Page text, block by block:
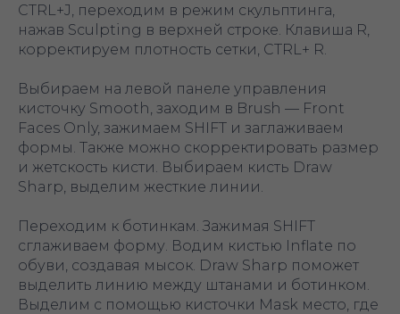
CTRL+J, переходим в режим скульптинга,
нажав Sculpting в верхней строке. Клавиша R,
корректируем плотность сетки, CTRL+ R.
Выбираем на левой панеле управления
кисточку Smooth, заходим в Brush — Front
Faces Only, зажимаем SHIFT и заглаживаем
формы. Также можно скорректировать размер
и жетскость кисти. Выбираем кисть Draw
Sharp, выделим жесткие линии.
Переходим к ботинкам. Зажимая SHIFT
сглаживаем форму. Водим кистью Inflate по
обуви, создавая мысок. Draw Sharp поможет
выделить линию между штанами и ботинком.
Выделим с помощью кисточки Mask место, где